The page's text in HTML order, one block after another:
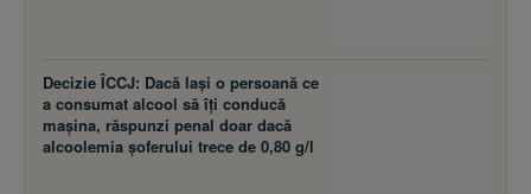
Decizie ÎCCJ: Dacă laşi o persoană ce
a consumat alcool să îţi conducă
maşina, răspunzi penal doar dacă
alcoolemia şoferului trece de 0,80 g/l